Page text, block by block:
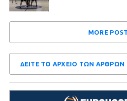
MORE
ΔΕΙΤΕ ΤΟ ΑΡΧΕΙΟ ΤΩΝ ΑΡΘΡΩΝ